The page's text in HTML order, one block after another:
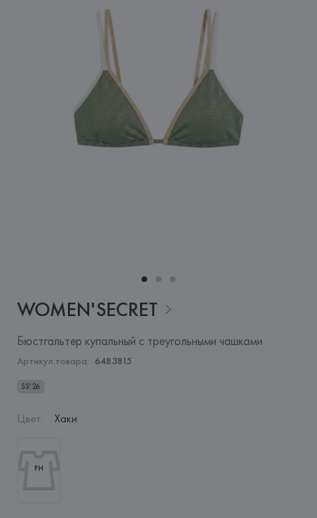
WOMEN'SECRET
Бюстгальтер купальный с треугольными чашками
Артикул товара: 6483815
SS'26
Цвет: Хаки